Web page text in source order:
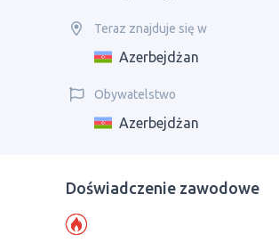
Teraz znajduje się w
Azerbejdżan
Obywatelstwo
Azerbejdżan
Doświadczenie zawodowe